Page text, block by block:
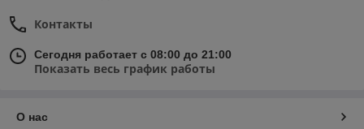
Контакты
Сегодня работает с 08:00 до 21:00
Показать весь график работы
О нас